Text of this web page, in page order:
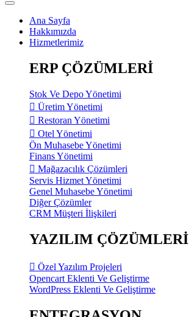
Ana Sayfa
Hakkımızda
Hizmetlerimiz
ERP ÇÖZÜMLERİ
Stok Ve Depo Yönetimi
Üretim Yönetimi
Restoran Yönetimi
Otel Yönetimi
Ön Muhasebe Yönetimi
Finans Yönetimi
Mağazacılık Çözümleri
Servis Hizmet Yönetimi
Genel Muhasebe Yönetimi
Diğer Çözümler
CRM Müşteri İlişkileri
YAZILIM ÇÖZÜMLERİ
Özel Yazılım Projeleri
Opencart Eklenti Ve Geliştirme
WordPress Eklenti Ve Geliştirme